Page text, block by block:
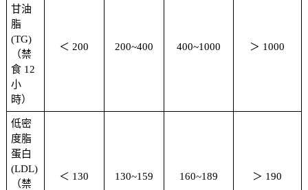
甘油
脂
(TG)
（禁
食 12
小
時）
＜ 200 200~400 400~1000 ＞ 1000
低密
度脂
蛋白
(LDL)
（禁
＜ 130 130~159 160~189 ＞ 190